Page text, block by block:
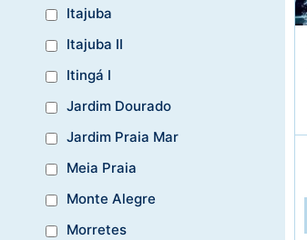
Itajuba
Itajuba II
Itingá I
Jardim Dourado
Jardim Praia Mar
Meia Praia
Monte Alegre
Morretes